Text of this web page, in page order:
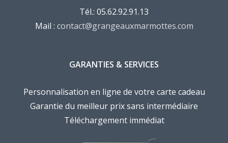
Tél.: 05.62.92.91.13
Mail : contact@grangeauxmarmottes.com
GARANTIES & SERVICES
Personnalisation en ligne de votre carte cadeau
Garantie du meilleur prix sans intermédiaire
Téléchargement immédiat